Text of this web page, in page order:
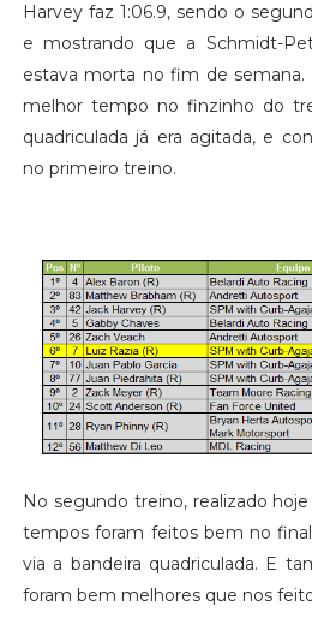
Harvey faz 1:06.9, sendo o
e mostrando que a Schmidt-
estava morta no fim de
melhor tempo no finzinho do
quadriculada já era agitada, e
no primeiro treino.
No segundo treino, realizado
tempos foram feitos bem no
via a bandeira quadriculada. E
foram bem melhores que nos